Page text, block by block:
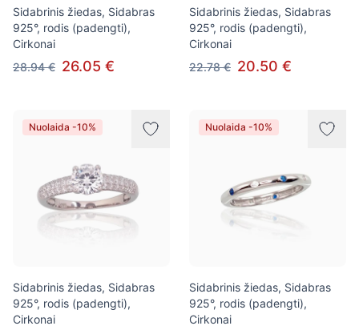
Sidabrinis žiedas, Sidabras
925°, rodis (padengti),
Cirkonai
28.94 € 26.05 €
Sidabrinis žiedas, Sidabras
925°, rodis (padengti),
Cirkonai
22.78 € 20.50 €
Nuolaida -10%
Sidabrinis žiedas, Sidabras
925°, rodis (padengti),
Cirkonai
Nuolaida -10%
Sidabrinis žiedas, Sidabras
925°, rodis (padengti),
Cirkonai